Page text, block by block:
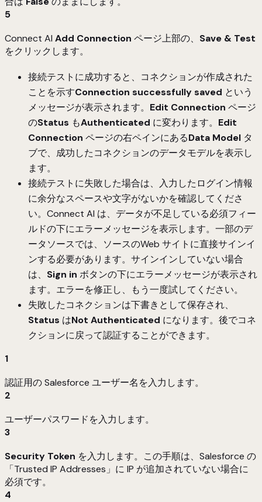
5
Connect AI Add Connection ページ上部の、 Save & Test
をクリックします。
接続テストに成功すると、コネクションが作成された
ことを示すConnection successfully saved という
メッセージが表示されます。 Edit Connection ページ
のStatus もAuthenticated に変わります。 Edit
Connection ページの右ペインにあるData Model タ
ブで、成功したコネクションのデータモデルを表示し
ます。
接続テストに失敗した場合は、入力したログイン情報
に余分なスペースや文字がないかを確認してくださ
い。Connect AI は、データが不足している必須フィー
ルドの下にエラーメッセージを表示します。一部のデ
ータソースでは、ソースのWeb サイトに直接サインイ
ンする必要があります。サインインしていない場合
は、 Sign in ボタンの下にエラーメッセージが表示され
ます。エラーを修正し、もう一度試してください。
失敗したコネクションは下書きとして保存され、
Status はNot Authenticated になります。後でコネ
クションに戻って認証することができます。
1
認証用の Salesforce ユーザー名を入力します。
2
ユーザーパスワードを入力します。
3
Security Token を入力します。この手順は、Salesforce の
「Trusted IP Addresses」に IP が追加されていない場合に
必須です。
4